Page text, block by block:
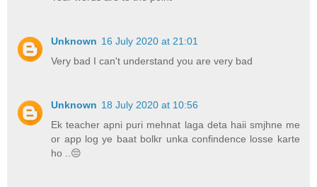
Unknown 16 July 2020 at 21:01
Very bad I can't understand you are very bad
Unknown 18 July 2020 at 10:56
Ek teacher apni puri mehnat laga deta haii smjhne me
or app log ye baat bolkr unka confindence losse karte
ho ..😔